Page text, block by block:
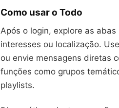
Como usar o Todo
Após o login, explore as abas
interesses ou localização.
ou envie mensagens diretas
funções como grupos
playlists.